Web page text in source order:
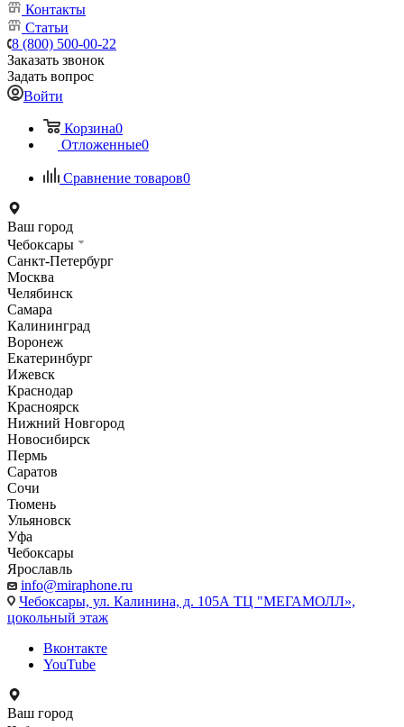
Контакты
Статьи
8 (800) 500-00-22
Заказать звонок
Задать вопрос
Войти
Корзина0
Отложенные0
Сравнение товаров0
Ваш город
Чебоксары
Санкт-Петербург
Москва
Челябинск
Самара
Калининград
Воронеж
Екатеринбург
Ижевск
Краснодар
Красноярск
Нижний Новгород
Новосибирск
Пермь
Саратов
Сочи
Тюмень
Ульяновск
Уфа
Чебоксары
Ярославль
info@miraphone.ru
Чебоксары, ул. Калинина, д. 105А ТЦ "МЕГАМОЛЛ»,
цокольный этаж
Вконтакте
YouTube
Ваш город